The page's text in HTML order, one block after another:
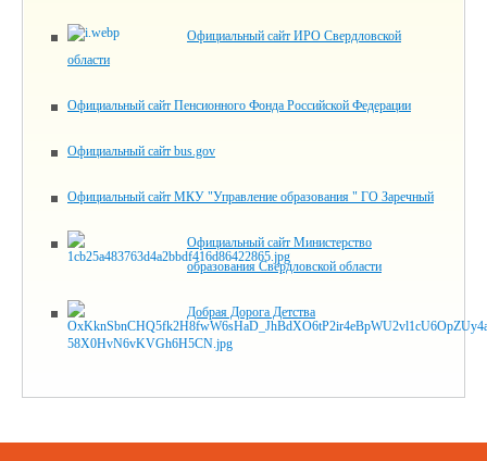
Официальный сайт ИРО Свердловской
области
Официальный сайт Пенсионного Фонда Российской Федерации
Официальный сайт bus.gov
Официальный сайт МКУ "Управление образования " ГО Заречный
Официальный сайт Министерство
образования Свердловской области
Добрая Дорога Детства